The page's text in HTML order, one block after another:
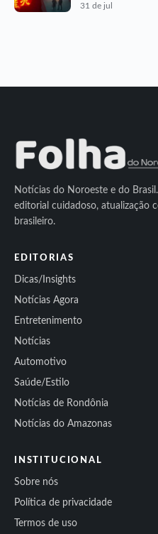
31 de jul
Notícias do Noroeste e do
editorial cuidadoso, atualização
brasileiro.
EDITORIAS
Dicas/Insights
Notícias Agora
Entretenimento
Notícias
Automotivo
Saúde/Estilo
Notícias de Rondônia
Notícias do Amazonas
INSTITUCIONAL
Sobre nós
Política de privacidade
Termos de uso